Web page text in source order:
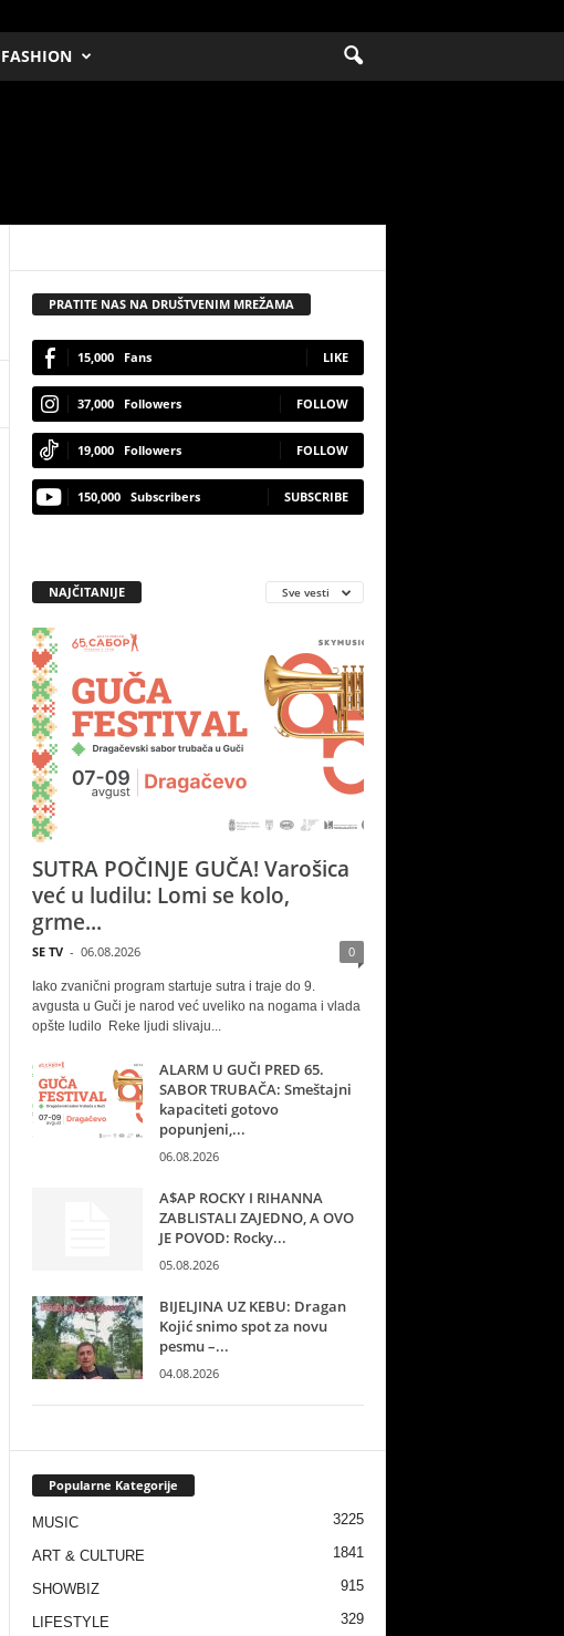
PRATITE NAS NA DRUŠTVENIM MREŽAMA
15,000 Fans LIKE
37,000 Followers FOLLOW
19,000 Followers FOLLOW
150,000 Subscribers SUBSCRIBE
NAJČITANIJE Sve vesti
SUTRA POČINJE GUČA! Varošica
već u ludilu: Lomi se kolo,
grme...
SE TV - 06.08.2026 0
Iako zvanični program startuje sutra i traje do 9.
avgusta u Guči je narod već uveliko na nogama i vlada
opšte ludilo Reke ljudi slivaju...
ALARM U GUČI PRED 65.
SABOR TRUBAČA: Smeštajni
kapaciteti gotovo
popunjeni,...
06.08.2026
A$AP ROCKY I RIHANNA
ZABLISTALI ZAJEDNO, A OVO
JE POVOD: Rocky...
05.08.2026
BIJELJINA UZ KEBU: Dragan
Kojić snimo spot za novu
pesmu –...
04.08.2026
Popularne Kategorije
MUSIC 3225
ART & CULTURE 1841
SHOWBIZ 915
LIFESTYLE 329